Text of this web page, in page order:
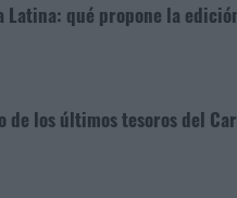
Latina: qué propone la
de los últimos tesoros del